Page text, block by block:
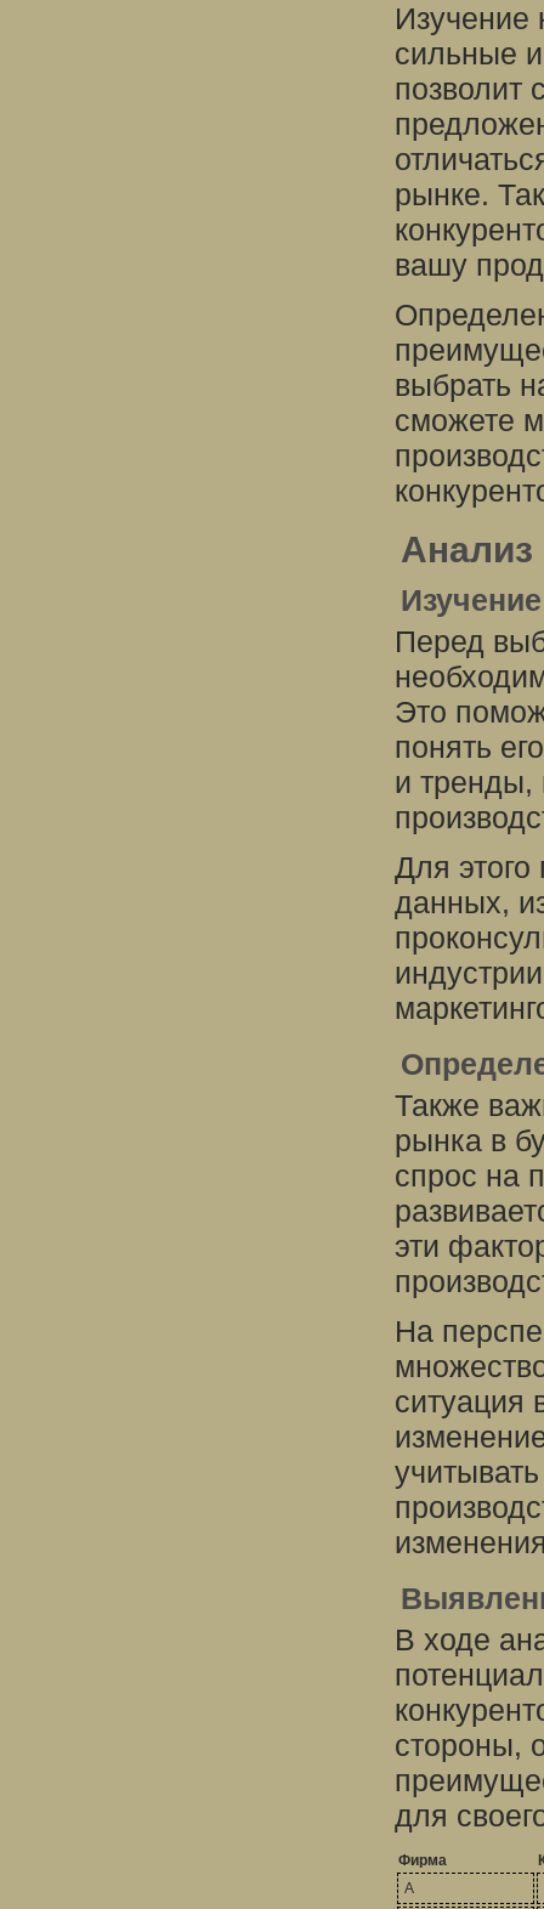
Изучение
сильные
позволит
рынке.
вашу
выбрать
сможете
Анализ
Перед
Это
понять
и тренды,
Для этого
данных,
Также
рынка в
спрос на
эти
На
ситуация
В ходе
стороны,
для
Фирма
А